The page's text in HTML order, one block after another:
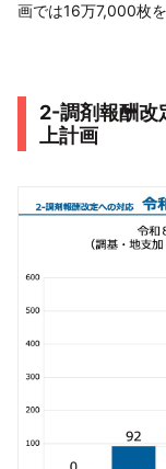
画では16万7,000枚
2-調剤報酬改
上計画